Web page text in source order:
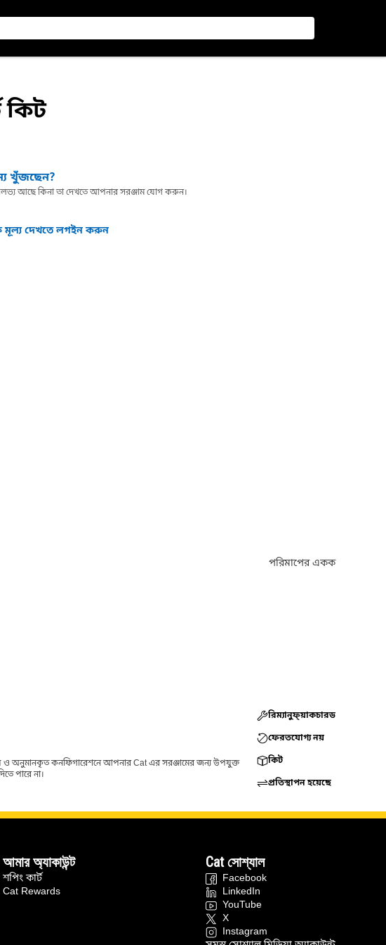
কিট
খুঁজছেন?
আছে কিনা তা দেখতে আপনার সরঞ্জাম যোগ করুন।
মূল্য দেখতে লগইন করুন
পরিমাপের একক
ও অনুমানকৃত কনফিগারেশনে আপনার Cat এর সরঞ্জামের জন্য উপযুক্ত
পারে না।
রিম্যানুফ্য়াকচারড
ফেরতযোগ্য নয়
কিট
প্রতিস্থাপন হয়েছে
আমার অ্যাকাউন্ট
শপিং কার্ট
Cat Rewards
Cat সোশ্যাল
Facebook
LinkedIn
YouTube
X
Instagram